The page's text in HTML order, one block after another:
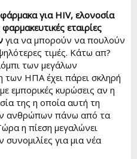
για HIV, ελονοσία
εταιρίες
για να μπορούν να πουλούν
τιμές. Κάτω απ?
των μεγάλων
των ΗΠΑ έχει πάρει σκληρή
εμπορικές κυρώσεις αν η
της η οποία αυτή τη
ανθρώπων πάνω από τα
η πίεση μεγαλώνει
για μια νέα